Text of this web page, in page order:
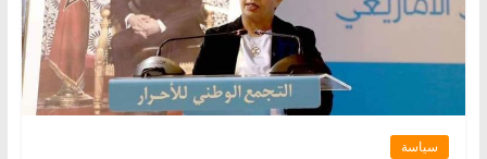
سياسة